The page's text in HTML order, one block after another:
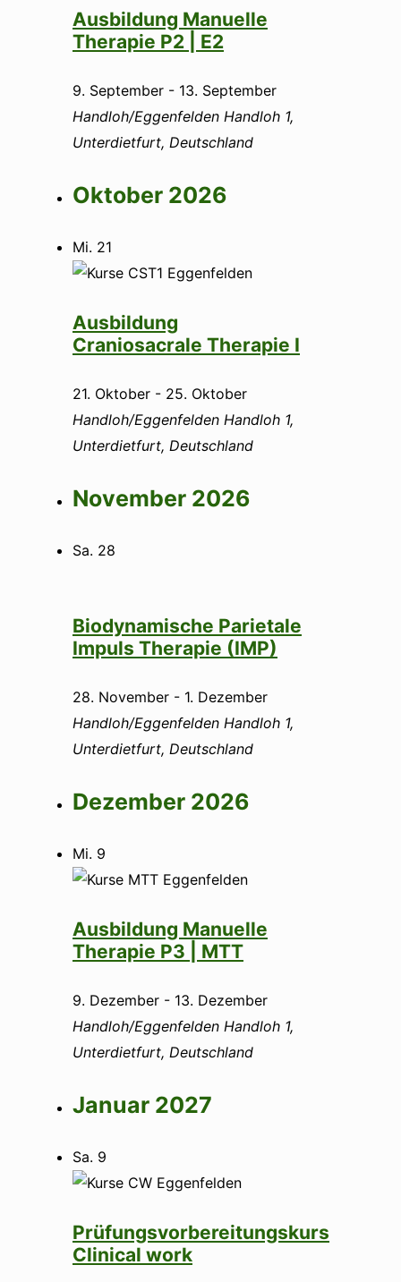
Ausbildung Manuelle
Therapie P2 | E2
9. September - 13. September
Handloh/Eggenfelden Handloh 1,
Unterdietfurt, Deutschland
Oktober 2026
Mi. 21
Ausbildung
Craniosacrale Therapie I
21. Oktober - 25. Oktober
Handloh/Eggenfelden Handloh 1,
Unterdietfurt, Deutschland
November 2026
Sa. 28
Biodynamische Parietale
Impuls Therapie (IMP)
28. November - 1. Dezember
Handloh/Eggenfelden Handloh 1,
Unterdietfurt, Deutschland
Dezember 2026
Mi. 9
Ausbildung Manuelle
Therapie P3 | MTT
9. Dezember - 13. Dezember
Handloh/Eggenfelden Handloh 1,
Unterdietfurt, Deutschland
Januar 2027
Sa. 9
Prüfungsvorbereitungskurs
Clinical work